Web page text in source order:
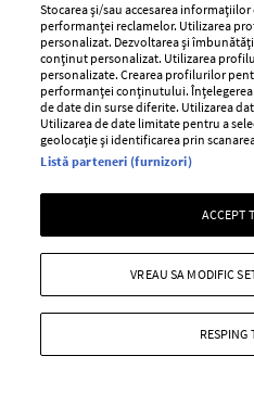
Despre ELLE
Romania
Contact
Stocarea și/sau accesarea
performanței reclamelor. Utilizarea
personalizat. Dezvoltarea și
conținut personalizat. Utilizarea
personalizate. Crearea profilurilor
performanței conținutului.
de date din surse diferite. Utilizarea
Utilizarea de date limitate pentru a
geolocație și identificarea prin
Listă parteneri (furnizori)
ACCEPT
RESPING
VREAU SA MODIFIC